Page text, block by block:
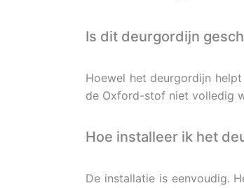
Is dit deurgordijn
Hoewel het deurgordijn
de Oxford-stof niet volledig
Hoe installeer ik het
De installatie is eenvoudig.